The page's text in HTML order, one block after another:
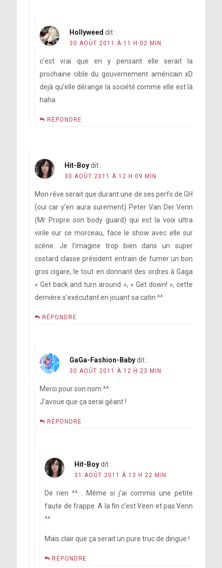
Hollyweed dit :
30 AOÛT 2011 À 11 H 02 MIN
c’est vrai que en y pensant elle serait la
prochaine cible du gouvernement américain xD
dejà qu’elle dérange la société comme elle est là
haha
RÉPONDRE
Hit-Boy dit :
30 AOÛT 2011 À 12 H 09 MIN
Mon rêve serait que durant une de ses perfs de GH
(oui car y’en aura surement) Peter Van Der Venn
(Mr Propre son body guard) qui est la voix ultra
virile sur ce morceau, face le show avec elle sur
scène. Je l’imagine trop bien dans un super
costard classe président entrain de fumer un bon
gros cigare, le tout en donnant des ordres à Gaga
« Get back and turn around », « Get down! », cette
dernière s’exécutant en jouant sa catin ^^
RÉPONDRE
GaGa-Fashion-Babydit :
30 AOÛT 2011 À 12 H 23 MIN
Merci pour son nom ^^
J’avoue que ça serai géant !
RÉPONDRE
Hit-Boy dit :
31 AOÛT 2011 À 13 H 22 MIN
De rien ^^ . Même si j’ai commis une petite
faute de frappe. A la fin c’est Veen et pas Venn
^^
Mais clair que ça serait un pure truc de dingue !
RÉPONDRE